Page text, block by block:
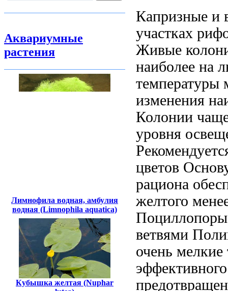
Аквариумные
растения
Лимнофила водная, амбулия
водная (Limnophila aquatica)
Кубышка желтая (Nuphar
Капризные и
участках
Живые
наиболее на
температуры
изменения
Колонии
уровня
цветов
рациона
желтого
ветвями
очень мелкие